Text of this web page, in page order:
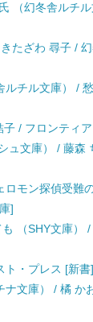
（幻冬舎ルチ
たざわ 尋子 /
チル文庫） /
/ フロンティ
ュ文庫） / 藤森
モン探偵受難
]
（SHY文庫）
ト・プレス [新書]
文庫） / 橘 か